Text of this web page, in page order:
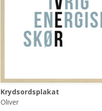
Krydsordsplakat
Oliver